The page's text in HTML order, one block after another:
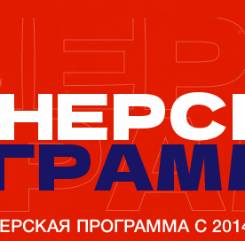
ПРОГРАММА С